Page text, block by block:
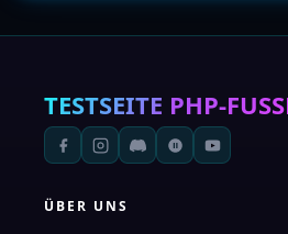
TESTSEITE PHP-
ÜBER UNS